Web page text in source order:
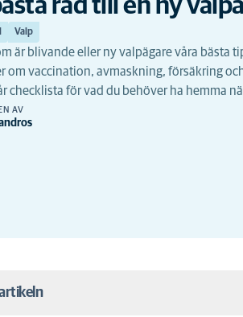
råd till en ny
Valp
är blivande eller ny valpägare våra bästa
om vaccination, avmaskning, försäkring
checklista för vad du behöver ha hemma
AV
artikeln